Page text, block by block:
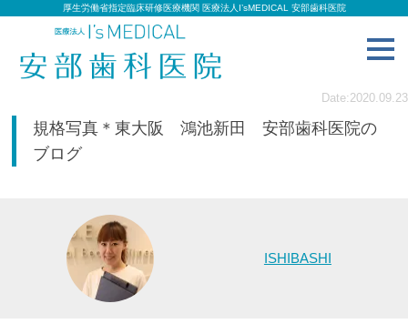
厚生労働省指定臨床研修医療機関 医療法人I’sMEDICAL 安部歯科医院
Date:2020.09.23
規格写真＊東大阪 鴻池新田 安部歯科医院の
ブログ
ISHIBASHI